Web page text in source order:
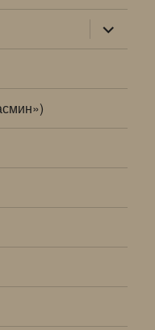
раскрыть
дочернее
меню